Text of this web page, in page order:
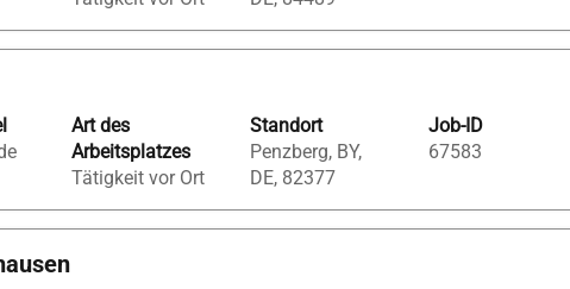
Art des
Arbeitsplatzes
Tätigkeit vor Ort
Standort
Penzberg, BY,
DE, 82377
Job-ID
67583